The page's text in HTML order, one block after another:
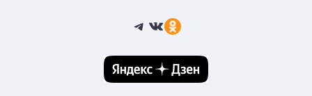
Telegram
ВКонтакте
Ссылка